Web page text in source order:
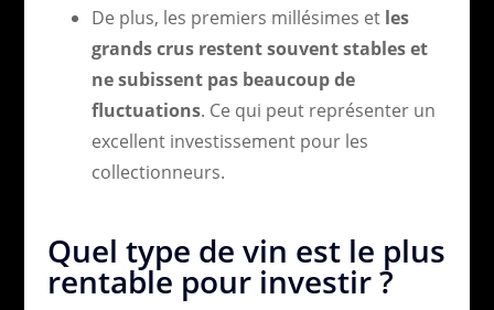
De plus, les premiers millésimes et les
grands crus restent souvent stables et
ne subissent pas beaucoup de
fluctuations. Ce qui peut représenter un
excellent investissement pour les
collectionneurs.
Quel type de vin est le plus
rentable pour investir ?